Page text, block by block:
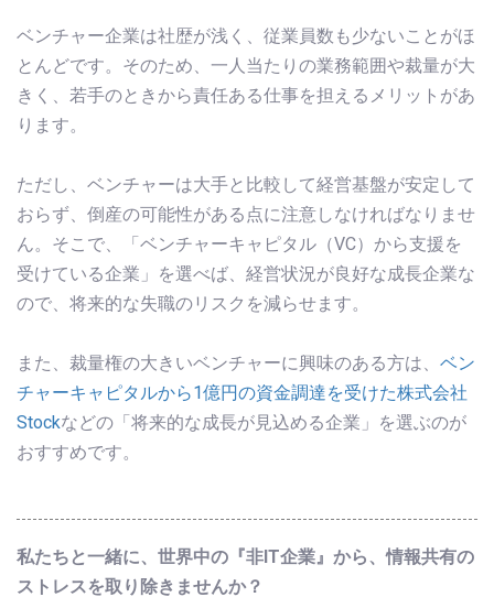
ベンチャー企業は社歴が浅く、従業員数も少ないことがほ
とんどです。そのため、一人当たりの業務範囲や裁量が大
きく、若手のときから責任ある仕事を担えるメリットがあ
ります。
ただし、ベンチャーは大手と比較して経営基盤が安定して
おらず、倒産の可能性がある点に注意しなければなりませ
ん。そこで、「ベンチャーキャピタル（VC）から支援を
受けている企業」を選べば、経営状況が良好な成長企業な
ので、将来的な失職のリスクを減らせます。
また、裁量権の大きいベンチャーに興味のある方は、 ベン
チャーキャピタルから1億円の資金調達を受けた株式会社
Stockなどの「将来的な成長が見込める企業」を選ぶのが
おすすめです。
私たちと一緒に、世界中の『非IT企業』から、情報共有の
ストレスを取り除きませんか？